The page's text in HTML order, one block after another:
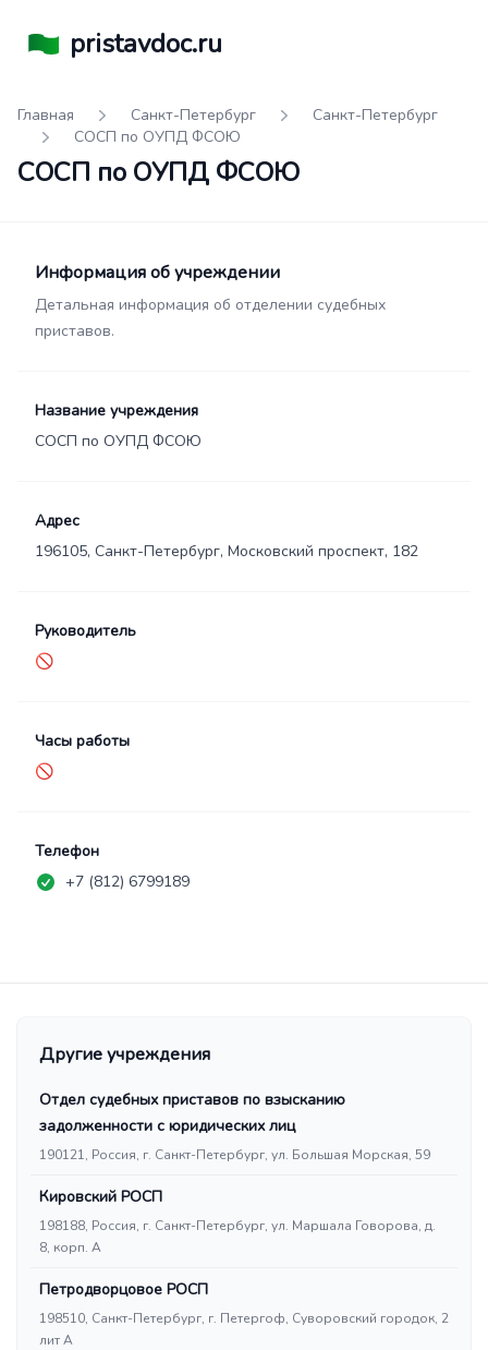
pristavdoc.ru
Главная Санкт-Петербург
Санкт-Петербург
СОСП по ОУПД ФСОЮ
СОСП по ОУПД ФСОЮ
Информация об учреждении
Детальная информация об отделении судебных
приставов.
Название учреждения
СОСП по ОУПД ФСОЮ
Адрес
196105, Санкт-Петербург, Московский проспект, 182
Руководитель
🚫
Часы работы
🚫
Телефон
+7 (812) 6799189
Другие учреждения
Отдел судебных приставов по взысканию
задолженности с юридических лиц
190121, Россия, г. Санкт-Петербург, ул. Большая Морская, 59
Кировский РОСП
198188, Россия, г. Санкт-Петербург, ул. Маршала Говорова, д.
8, корп. А
Петродворцовое РОСП
198510, Санкт-Петербург, г. Петергоф, Суворовский городок, 2
лит А